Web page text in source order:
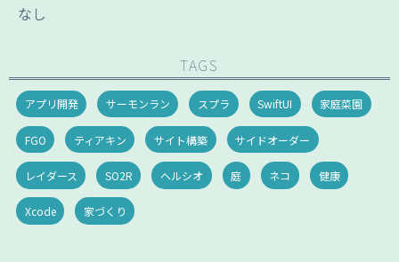
なし
TAGS
アプリ開発 サーモンラン スプラ SwiftUI 家庭菜園
FGO ティアキン サイト構築 サイドオーダー
レイダース SO2R ヘルシオ 庭 ネコ 健康
Xcode 家づくり